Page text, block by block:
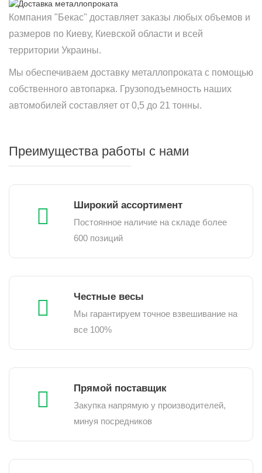
Компания "Бекас" доставляет заказы любых объемов и
размеров по Киеву, Киевской области и всей
территории Украины.
Мы обеспечиваем доставку металлопроката с помощью
собственного автопарка. Грузоподъемность наших
автомобилей составляет от 0,5 до 21 тонны.
Преимущества работы с нами
Широкий ассортимент
Постоянное наличие на складе более
600 позиций
Честные весы
Мы гарантируем точное взвешивание на
все 100%
Прямой поставщик
Закупка напрямую у производителей,
минуя посредников